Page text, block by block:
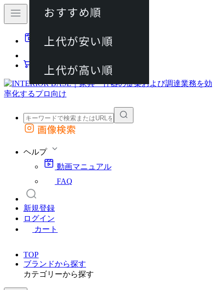
動画マニュアル
カート
外部サイトの商品をカートに追加
画像検索
ヘルプ
動画マニュアル
FAQ
新規登録
ログイン
カート
TOP
ブランドから探す
カテゴリーから探す
おすすめ順
上代が安い順
上代が高い順